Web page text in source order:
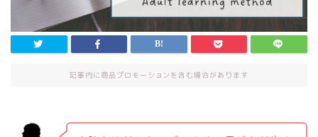
記事内に商品プロモーションを含む場合があります